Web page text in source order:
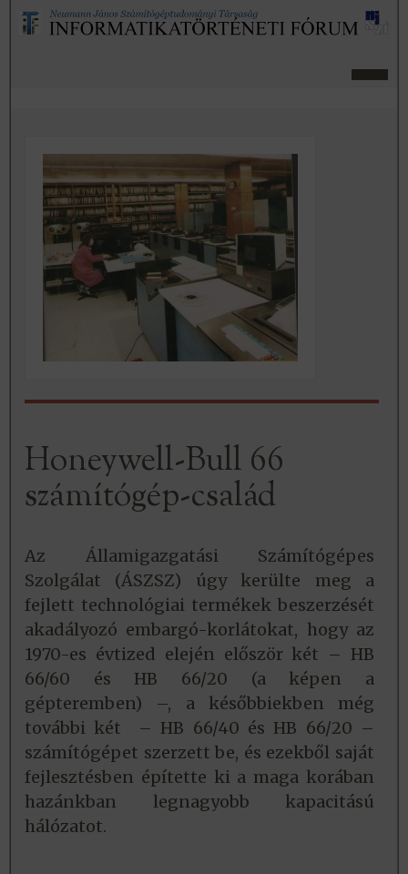
Honeywell-Bull 66
számítógép-család
Az Államigazgatási Számítógépes
Szolgálat (ÁSZSZ) úgy kerülte meg a
fejlett technológiai termékek beszerzését
akadályozó embargó-korlátokat, hogy az
1970-es évtized elején először két – HB
66/60 és HB 66/20 (a képen a
gépteremben) –, a későbbiekben még
további két – HB 66/40 és HB 66/20 –
számítógépet szerzett be, és ezekből saját
fejlesztésben építette ki a maga korában
hazánkban legnagyobb kapacitású
hálózatot.